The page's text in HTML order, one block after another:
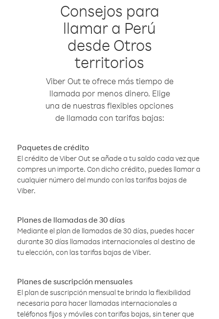
Consejos para
llamar a Perú
desde Otros
territorios
Viber Out te ofrece más tiempo de
llamada por menos dinero. Elige
una de nuestras flexibles opciones
de llamada con tarifas bajas:
Paquetes de crédito
El crédito de Viber Out se añade a tu saldo cada vez que
compres un importe. Con dicho crédito, puedes llamar a
cualquier número del mundo con las tarifas bajas de
Viber.
Planes de llamadas de 30 días
Mediante el plan de llamadas de 30 días, puedes hacer
durante 30 días llamadas internacionales al destino de
tu elección, con las tarifas bajas de Viber.
Planes de suscripción mensuales
El plan de suscripción mensual te brinda la flexibilidad
necesaria para hacer llamadas internacionales a
teléfonos fijos y móviles con tarifas bajas, sin tener que